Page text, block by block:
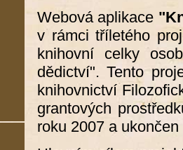
Webová aplikace
v rámci tříletého
knihovní celky
dědictví". Tento
knihovnictví
grantových
roku 2007 a